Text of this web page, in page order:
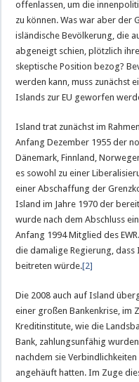
offenlassen, um die
zu können. Was war aber der
isländische Bevölkerung, die
abgeneigt schien, plötzlich
skeptische Position bezog?
werden kann, muss zunächst
Islands zur EU geworfen
Island trat zunächst im
Anfang Dezember 1955 der
Dänemark, Finnland,
es sowohl zu einer
einer Abschaffung der
Island im Jahre 1970 der
wurde nach dem Abschluss
Anfang 1994 Mitglied des
die damalige Regierung, dass
beitreten würde.[2]
Die 2008 auch auf Island
einer großen Bankenkrise, im
Kreditinstitute, wie die
Bank, zahlungsunfähig
nachdem sie
angehäuft hatten. Im Zuge